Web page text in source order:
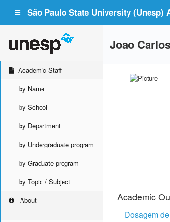
São Paulo State University (Unesp)
Academic Staff
by Name
by School
by Department
by Undergraduate program
by Graduate program
by Topic / Subject
About
Joao
Academic
Dosagem